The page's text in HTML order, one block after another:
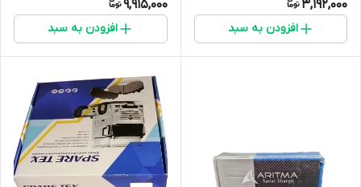
3,192,000
افزودن به سبد
9,915,000
افزودن به سبد